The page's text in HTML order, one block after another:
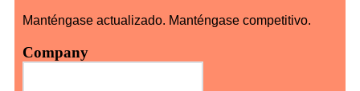
Manténgase actualizado. Manténgase competitivo.
Company